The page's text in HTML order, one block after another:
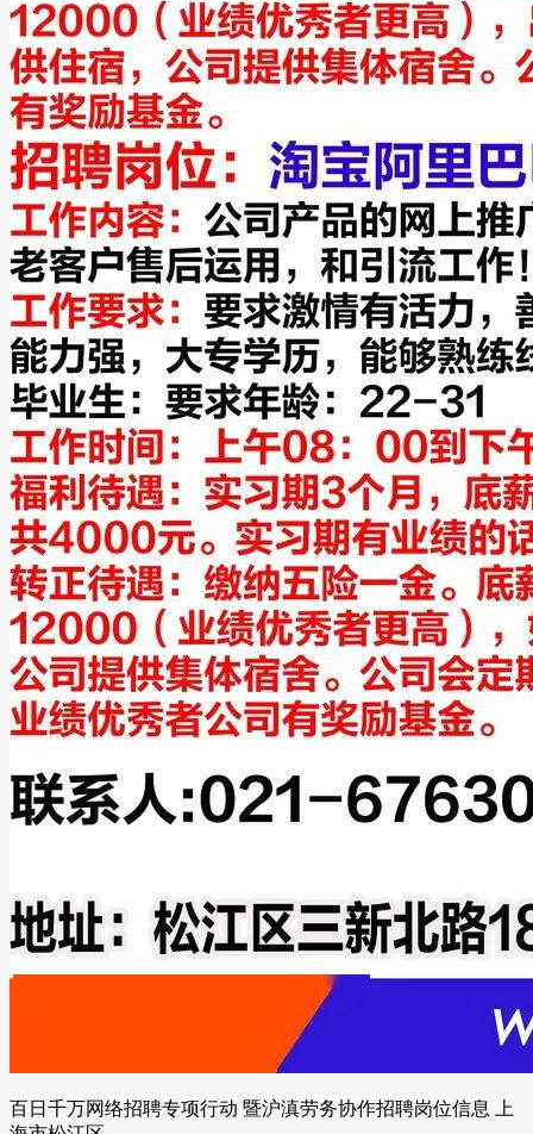
百日千万网络招聘专项行动 暨沪滇劳务协作招聘岗位信息 上